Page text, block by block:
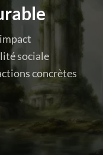
sociale
concrètes